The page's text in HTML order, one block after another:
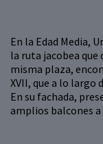
En la Edad Media,
la ruta jacobea
misma plaza,
XVII, que a lo largo
En su fachada,
amplios balcones